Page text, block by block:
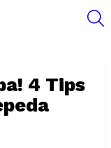
4 Tips